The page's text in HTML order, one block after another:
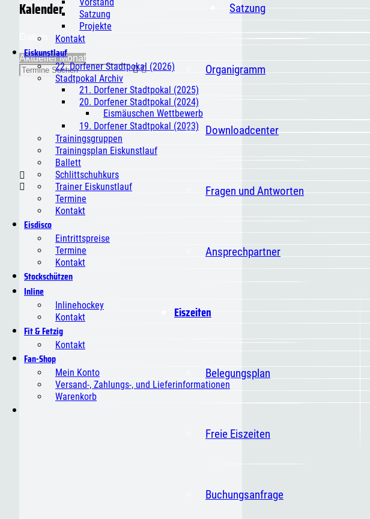
Satzung
Organigramm
Downloadcenter
Fragen und Antworten
Ansprechpartner
Eiszeiten
Belegungsplan
Freie Eiszeiten
Buchungsanfrage
Satzung
Projekte
Kontakt
Eiskunstlauf
22. Dorfener Stadtpokal (2026)
Stadtpokal Archiv
21. Dorfener Stadtpokal (2025)
20. Dorfener Stadtpokal (2024)
Eismäuschen Wettbewerb
19. Dorfener Stadtpokal (2023)
Trainingsgruppen
Trainingsplan Eiskunstlauf
Ballett
Schlittschuhkurs
Trainer Eiskunstlauf
Termine
Kontakt
Eisdisco
Eintrittspreise
Termine
Kontakt
Stockschützen
Inline
Inlinehockey
Kontakt
Fit & Fetzig
Kontakt
Fan-Shop
Mein Konto
Versand-, Zahlungs-, und Lieferinformationen
Warenkorb
Kalender
Datum
Aktueller Monat